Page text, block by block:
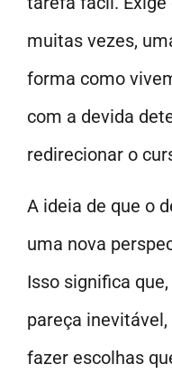
muitas vezes,
forma como
com a devida
redirecionar o
A ideia de que o
uma nova
Isso significa
pareça
fazer escolhas